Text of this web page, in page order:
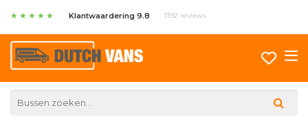
★ ★ ★ ★ ★ Klantwaardering 9.8 1392 reviews